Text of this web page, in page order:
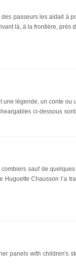
passeurs les aidait à
là, à la frontière, près
légende, un conte ou
ci-dessous
sauf de
Chausson l’a
panels with children's